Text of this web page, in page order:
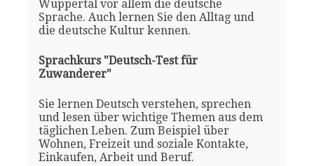
Wuppertal vor allem die deutsche
Sprache. Auch lernen Sie den Alltag und
die deutsche Kultur kennen.
Sprachkurs "Deutsch-Test für
Zuwanderer"
Sie lernen Deutsch verstehen, sprechen
und lesen über wichtige Themen aus dem
täglichen Leben. Zum Beispiel über
Wohnen, Freizeit und soziale Kontakte,
Einkaufen, Arbeit und Beruf.